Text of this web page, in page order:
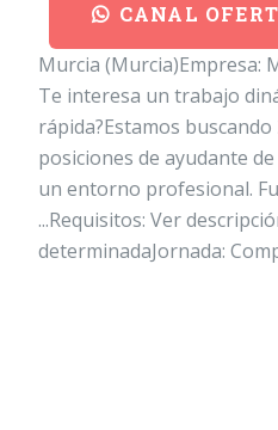
CANAL
Murcia (Murcia)Empresa:
Te interesa un trabajo
rápida?Estamos
posiciones de ayudante
un entorno profesional.
...Requisitos: Ver
determinadaJornada: